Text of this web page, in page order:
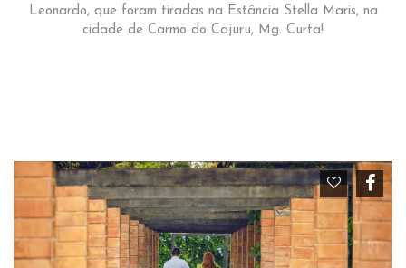
Leonardo, que foram tiradas na Estância Stella Maris, na
cidade de Carmo do Cajuru, Mg. Curta!